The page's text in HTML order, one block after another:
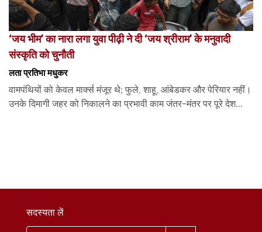
‘जय भीम’ का नारा लगा युवा पीढ़ी ने दी ‘जय श्रीराम’ के मनुवादी
संस्कृति को चुनौती
लता प्रतिभा मधुकर
वामपंथियों को केवल मार्क्स मंजूर थे; फुले, शाहू, आंबेडकर और पेरियार नहीं।
उनके दिमागी जहर को निकालने का प्रभावी काम जंतर-मंतर पर पूरे देश...
सदस्यता लें